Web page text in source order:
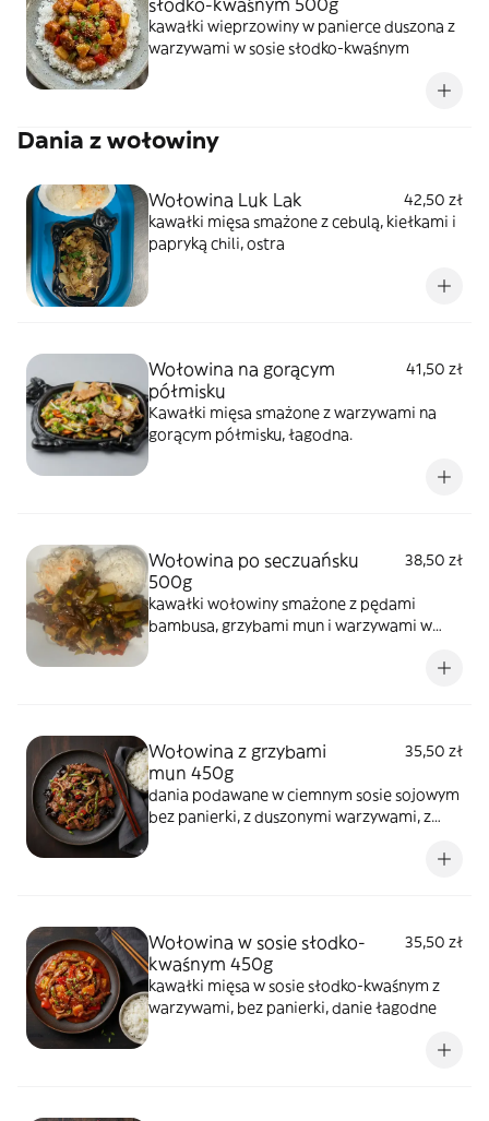
słodko-kwaśnym 500g
kawałki wieprzowiny w panierce duszona z
warzywami w sosie słodko-kwaśnym
Dania z wołowiny
Wołowina Luk Lak
42,50 zł
kawałki mięsa smażone z cebulą, kiełkami i
papryką chili, ostra
Wołowina na gorącym
półmisku
41,50 zł
Kawałki mięsa smażone z warzywami na
gorącym półmisku, łagodna.
Wołowina po seczuańsku
500g
38,50 zł
kawałki wołowiny smażone z pędami
bambusa, grzybami mun i warzywami w
Wołowina z grzybami
mun 450g
35,50 zł
dania podawane w ciemnym sosie sojowym
bez panierki, z duszonymi warzywami, z
Wołowina w sosie słodko-
kwaśnym 450g
35,50 zł
kawałki mięsa w sosie słodko-kwaśnym z
warzywami, bez panierki, danie łagodne